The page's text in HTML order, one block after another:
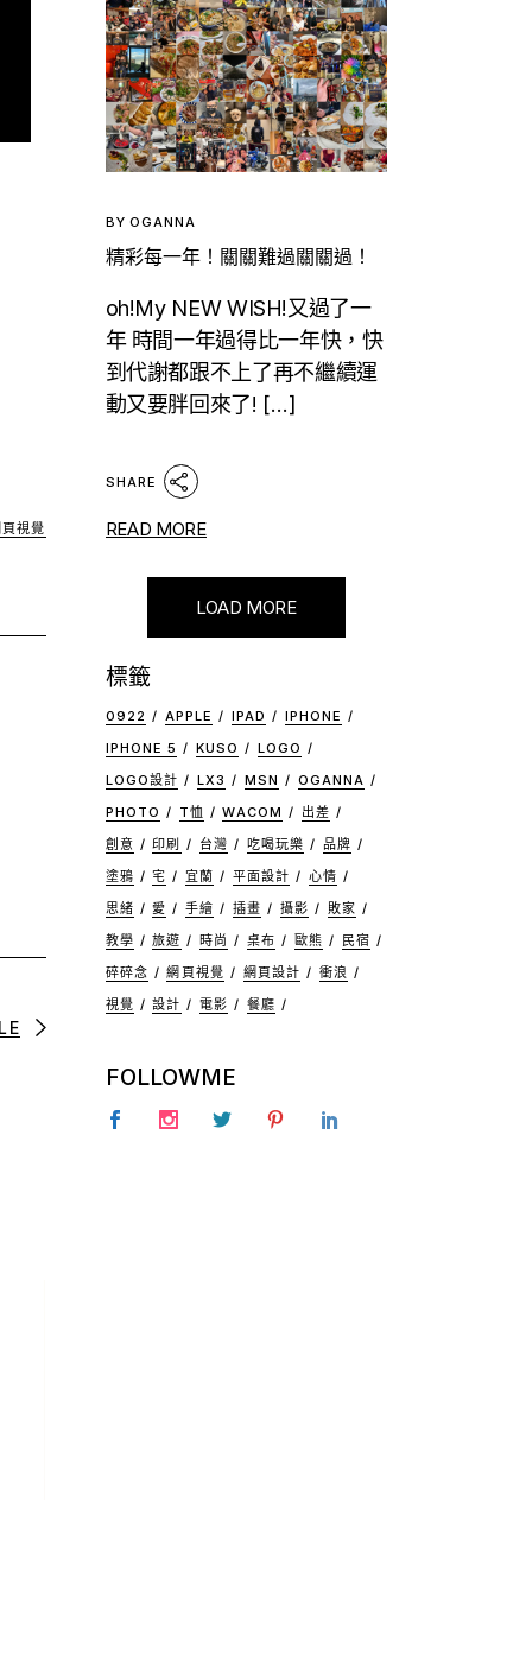
視覺
BY OGANNA
精彩每一年！關關難過關關過！
oh!My NEW WISH!又過了一
年 時間一年過得比一年快，快
到代謝都跟不上了再不繼續運
動又要胖回來了! […]
SHARE
READ MORE
LOAD MORE
標籤
0922 APPLE IPAD
IPHONE
IPHONE 5
KUSO
LOGO
LOGO設計
LX3 MSN
OGANNA
PHOTO
T恤 WACOM
出差
創意
印刷 台灣 吃喝玩樂
品牌
塗鴉
宅 宜蘭 平面設計
心情
思緒
愛 手繪 插畫 攝影
敗家
教學
旅遊 時尚 桌布 歐熊
民宿
碎碎念
網頁視覺 網頁設計
衝浪
視覺
設計 電影 餐廳
FOLLOWME